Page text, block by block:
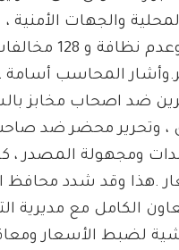
للمخابز نقص
المحاسب أسامة عز
، وتحرير محضر ضد
مستندات ومجهولة
.هذا وقد شدد
الكامل مع مديرية
لضبط الأسعار